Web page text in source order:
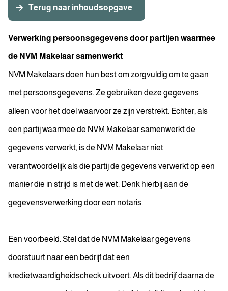
Terug naar inhoudsopgave
Verwerking persoonsgegevens door partijen waarmee
de NVM Makelaar samenwerkt
NVM Makelaars doen hun best om zorgvuldig om te gaan
met persoonsgegevens. Ze gebruiken deze gegevens
alleen voor het doel waarvoor ze zijn verstrekt. Echter, als
een partij waarmee de NVM Makelaar samenwerkt de
gegevens verwerkt, is de NVM Makelaar niet
verantwoordelijk als die partij de gegevens verwerkt op een
manier die in strijd is met de wet. Denk hierbij aan de
gegevensverwerking door een notaris.
Een voorbeeld. Stel dat de NVM Makelaar gegevens
doorstuurt naar een bedrijf dat een
kredietwaardigheidscheck uitvoert. Als dit bedrijf daarna de